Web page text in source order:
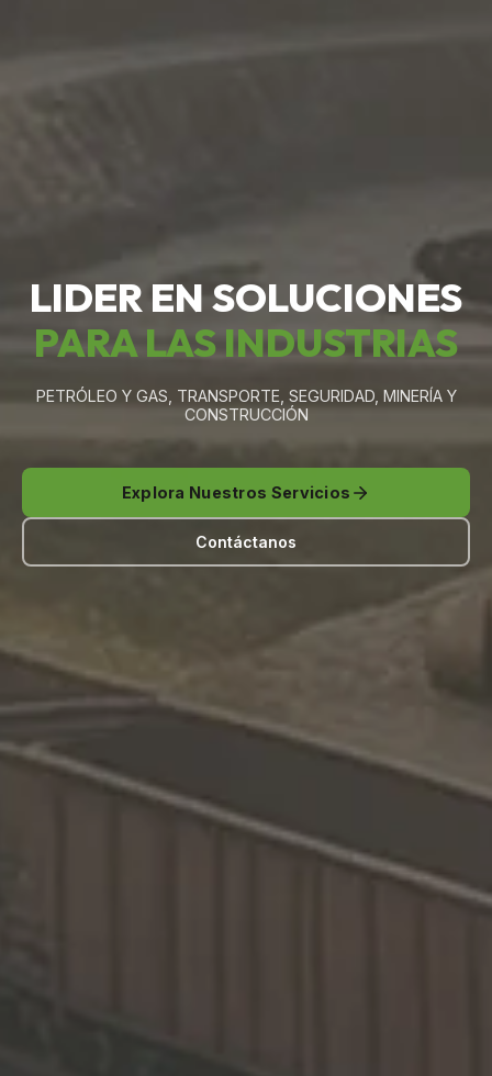
LIDER EN SOLUCIONES
PARA LAS INDUSTRIAS
PETRÓLEO Y GAS, TRANSPORTE, SEGURIDAD, MINERÍA Y
CONSTRUCCIÓN
Explora Nuestros Servicios
Contáctanos